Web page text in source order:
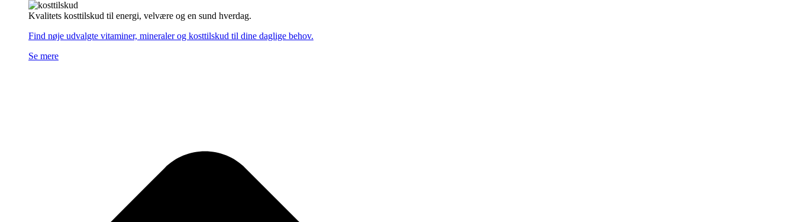
Kvalitets kosttilskud til energi, velvære og en sund hverdag.
Find nøje udvalgte vitaminer, mineraler og kosttilskud til dine daglige behov.
Se mere